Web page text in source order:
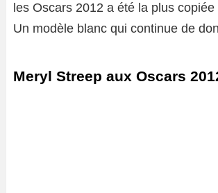
les Oscars 2012 a été la plus
Un modèle blanc qui continue de
Meryl Streep aux Oscars